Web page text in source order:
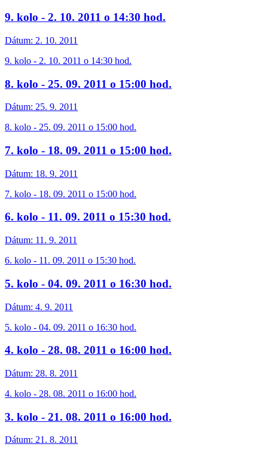
9. kolo - 2. 10. 2011 o 14:30 hod.
Dátum: 2. 10. 2011
9. kolo - 2. 10. 2011 o 14:30 hod.
8. kolo - 25. 09. 2011 o 15:00 hod.
Dátum: 25. 9. 2011
8. kolo - 25. 09. 2011 o 15:00 hod.
7. kolo - 18. 09. 2011 o 15:00 hod.
Dátum: 18. 9. 2011
7. kolo - 18. 09. 2011 o 15:00 hod.
6. kolo - 11. 09. 2011 o 15:30 hod.
Dátum: 11. 9. 2011
6. kolo - 11. 09. 2011 o 15:30 hod.
5. kolo - 04. 09. 2011 o 16:30 hod.
Dátum: 4. 9. 2011
5. kolo - 04. 09. 2011 o 16:30 hod.
4. kolo - 28. 08. 2011 o 16:00 hod.
Dátum: 28. 8. 2011
4. kolo - 28. 08. 2011 o 16:00 hod.
3. kolo - 21. 08. 2011 o 16:00 hod.
Dátum: 21. 8. 2011